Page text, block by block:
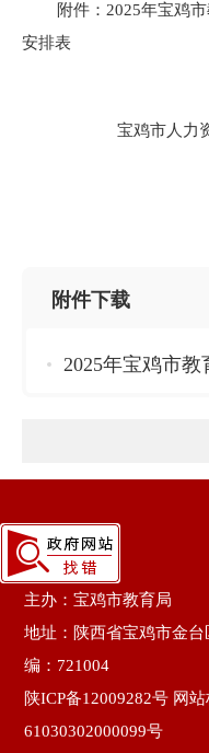
附件：2025年宝鸡
安排表
宝鸡市人
附件下载
主办：宝鸡市教育局
地址：陕西省宝鸡市金
编：721004
陕ICP备12009282号 网
61030302000099号